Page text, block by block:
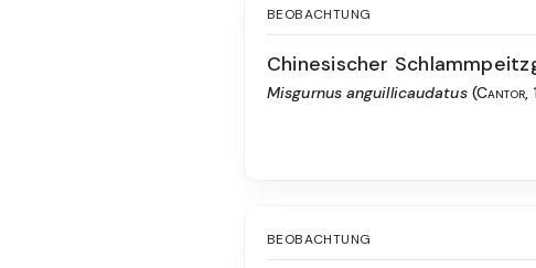
BEOBACHTUNG
Chinesischer
Misgurnus anguillicaudatus (Cantor,
BEOBACHTUNG